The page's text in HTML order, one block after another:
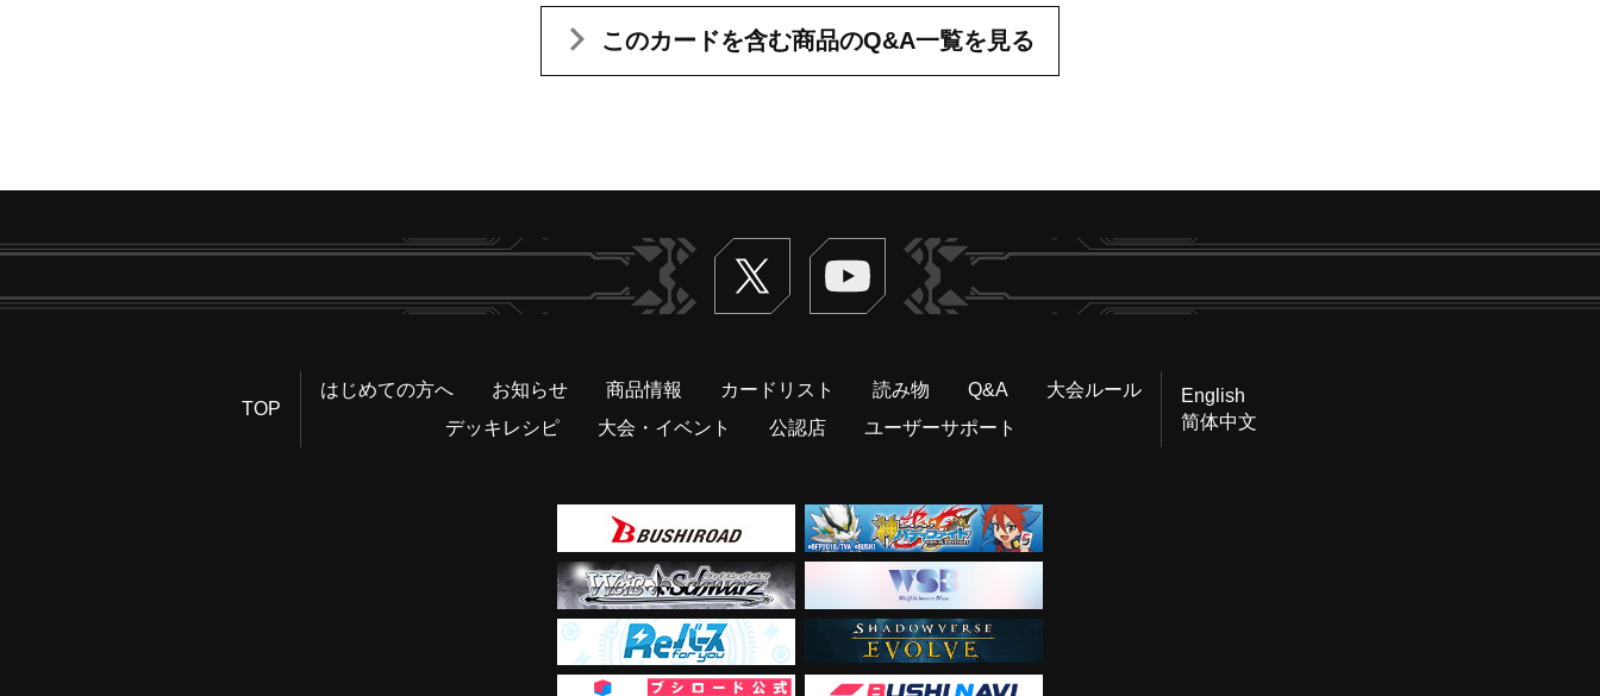
このカードを含む商品のQ&A一覧を見る
Twitter ヴァンガードch
TOP
はじめての方へ お知らせ 商品情報 カードリスト 読み物 Q&A
大会ルール
デッキレシピ
大会・イベント 公認店 ユーザーサポート
English
简体中文